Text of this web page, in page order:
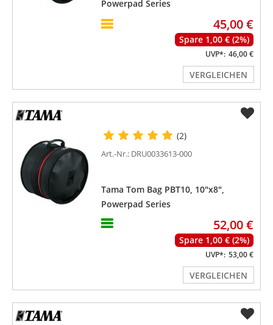
Powerpad Series
45,00 €
Spare 1,00 € (2%)
UVP*: 46,00 €
VERGLEICHEN
(2)
Art.-Nr.: DRU0033613-000
Tama Tom Bag PBT10, 10"x8",
Powerpad Series
52,00 €
Spare 1,00 € (2%)
UVP*: 53,00 €
VERGLEICHEN